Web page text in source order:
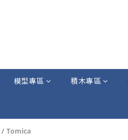
模型專區 積木專區
/ Tomica